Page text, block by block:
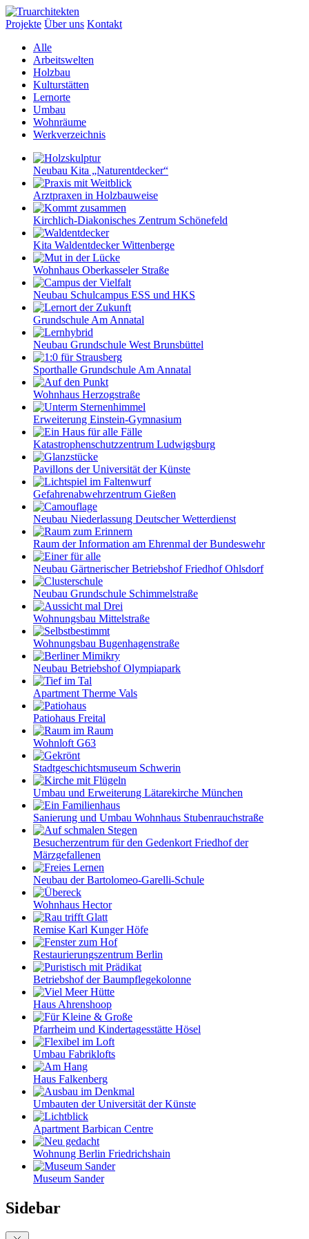
Projekte Über uns Kontakt
Alle
Arbeitswelten
Holzbau
Kulturstätten
Lernorte
Umbau
Wohnräume
Werkverzeichnis
Neubau Kita „Naturentdecker“
Arztpraxen in Holzbauweise
Kirchlich-Diakonisches Zentrum Schönefeld
Kita Waldentdecker Wittenberge
Wohnhaus Oberkasseler Straße
Neubau Schulcampus ESS und HKS
Grundschule Am Annatal
Neubau Grundschule West Brunsbüttel
Sporthalle Grundschule Am Annatal
Wohnhaus Herzogstraße
Erweiterung Einstein-Gymnasium
Katastrophenschutzzentrum Ludwigsburg
Pavillons der Universität der Künste
Gefahrenabwehrzentrum Gießen
Neubau Niederlassung Deutscher Wetterdienst
Raum der Information am Ehrenmal der Bundeswehr
Neubau Gärtnerischer Betriebshof Friedhof Ohlsdorf
Neubau Grundschule Schimmelstraße
Wohnungsbau Mittelstraße
Wohnungsbau Bugenhagenstraße
Neubau Betriebshof Olympiapark
Apartment Therme Vals
Patiohaus Freital
Wohnloft G63
Stadtgeschichtsmuseum Schwerin
Umbau und Erweiterung Lätarekirche München
Sanierung und Umbau Wohnhaus Stubenrauchstraße
Besucherzentrum für den Gedenkort Friedhof der
Märzgefallenen
Neubau der Bartolomeo-Garelli-Schule
Wohnhaus Hector
Remise Karl Kunger Höfe
Restaurierungszentrum Berlin
Betriebshof der Baumpflegekolonne
Haus Ahrenshoop
Pfarrheim und Kindertagesstätte Hösel
Umbau Fabriklofts
Haus Falkenberg
Umbauten der Universität der Künste
Apartment Barbican Centre
Wohnung Berlin Friedrichshain
Museum Sander
Sidebar